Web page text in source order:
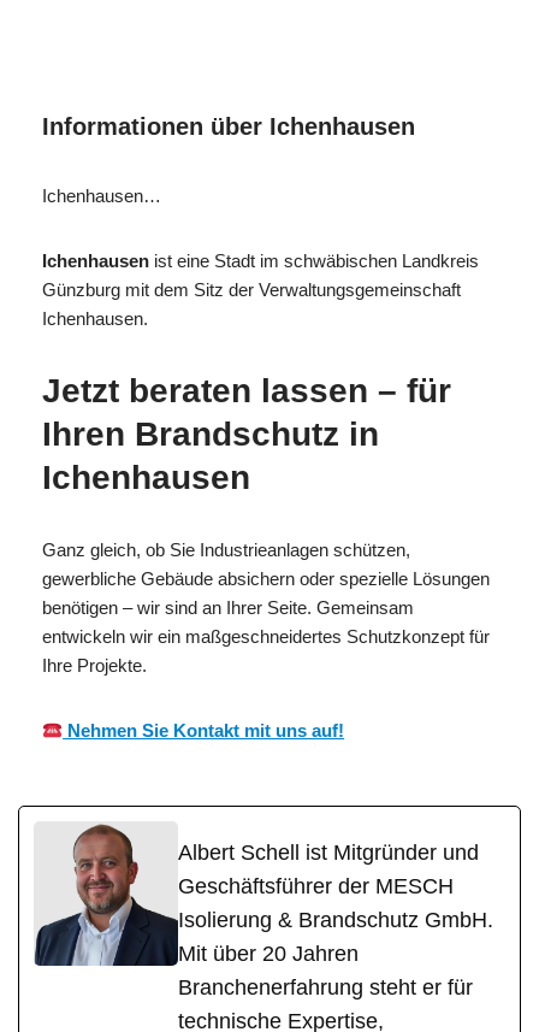
Informationen über Ichenhausen
Ichenhausen…
Ichenhausen ist eine Stadt im schwäbischen Landkreis
Günzburg mit dem Sitz der Verwaltungsgemeinschaft
Ichenhausen.
Jetzt beraten lassen – für
Ihren Brandschutz in
Ichenhausen
Ganz gleich, ob Sie Industrieanlagen schützen,
gewerbliche Gebäude absichern oder spezielle Lösungen
benötigen – wir sind an Ihrer Seite. Gemeinsam
entwickeln wir ein maßgeschneidertes Schutzkonzept für
Ihre Projekte.
Nehmen Sie Kontakt mit uns auf!
Albert Schell ist Mitgründer und
Geschäftsführer der MESCH
Isolierung & Brandschutz GmbH.
Mit über 20 Jahren
Branchenerfahrung steht er für
technische Expertise,